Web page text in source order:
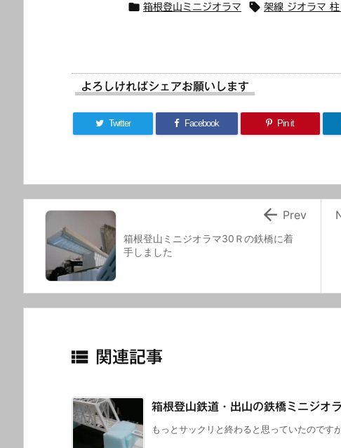
 箱根登山ミニジオラマ  架線 ジオラマ
よろしければシェアお願いします
Twitter Facebook Pin it
箱根登山ミニジオラマ30Ｒの鉄橋に着
手しました
 Prev
 関連記事
箱根登山鉄道・出山の鉄橋ミニジオ
もっとサックリと終わると思っていたので